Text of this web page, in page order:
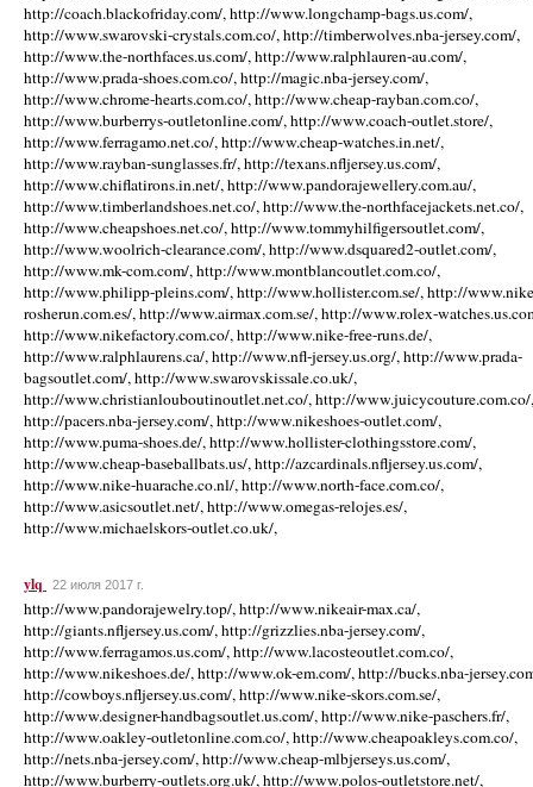
http://coach.blackofriday.com/, http://www.longchamp-bags.us.com/,
http://www.swarovski-crystals.com.co/, http://timberwolves.nba-jersey.com/,
http://www.the-northfaces.us.com/, http://www.ralphlauren-au.com/,
http://www.prada-shoes.com.co/, http://magic.nba-jersey.com/,
http://www.chrome-hearts.com.co/, http://www.cheap-rayban.com.co/,
http://www.burberrys-outletonline.com/, http://www.coach-outlet.store/,
http://www.ferragamo.net.co/, http://www.cheap-watches.in.net/,
http://www.rayban-sunglasses.fr/, http://texans.nfljersey.us.com/,
http://www.chiflatirons.in.net/, http://www.pandorajewellery.com.au/,
http://www.timberlandshoes.net.co/, http://www.the-northfacejackets.net.co/,
http://www.cheapshoes.net.co/, http://www.tommyhilfigersoutlet.com/,
http://www.woolrich-clearance.com/, http://www.dsquared2-outlet.com/,
http://www.mk-com.com/, http://www.montblancoutlet.com.co/,
http://www.philipp-pleins.com/, http://www.hollister.com.se/, http://
rosherun.com.es/, http://www.airmax.com.se/, http://www.rolex-
http://www.nikefactory.com.co/, http://www.nike-free-runs.de/,
http://www.ralphlaurens.ca/, http://www.nfl-jersey.us.org/, http://www.prada-
bagsoutlet.com/, http://www.swarovskissale.co.uk/,
http://www.christianlouboutinoutlet.net.co/, http://www.juicycouture.com.co/,
http://pacers.nba-jersey.com/, http://www.nikeshoes-outlet.com/,
http://www.puma-shoes.de/, http://www.hollister-clothingsstore.com/,
http://www.cheap-baseballbats.us/, http://azcardinals.nfljersey.us.com/,
http://www.nike-huarache.co.nl/, http://www.north-face.com.co/,
http://www.asicsoutlet.net/, http://www.omegas-relojes.es/,
http://www.michaelskors-outlet.co.uk/,
ylq 22 июля 2017 г.
http://www.pandorajewelry.top/, http://www.nikeair-max.ca/,
http://giants.nfljersey.us.com/, http://grizzlies.nba-jersey.com/,
http://www.ferragamos.us.com/, http://www.lacosteoutlet.com.co/,
http://www.nikeshoes.de/, http://www.ok-em.com/, http://bucks.nba-
http://cowboys.nfljersey.us.com/, http://www.nike-skors.com.se/,
http://www.designer-handbagsoutlet.us.com/, http://www.nike-paschers.fr/,
http://www.oakley-outletonline.com.co/, http://www.cheapoakleys.com.co/,
http://nets.nba-jersey.com/, http://www.cheap-mlbjerseys.us.com/,
http://www.burberry-outlets.org.uk/, http://www.polos-outletstore.net/,